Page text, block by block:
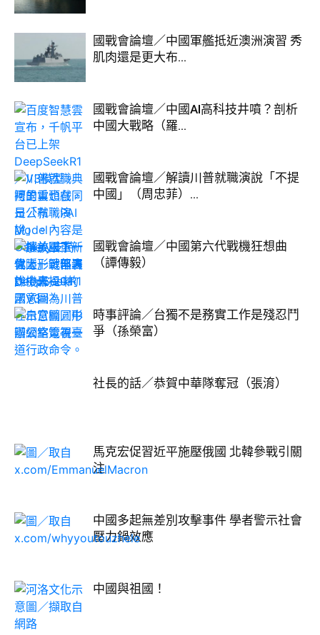
國戰會論壇／中國軍艦抵近澳洲演習 秀
肌肉還是更大布...
國戰會論壇／中國AI高科技井噴？剖析
中國大戰略（羅...
國戰會論壇／解讀川普就職演說「不提
中國」（周忠菲）...
國戰會論壇／中國第六代戰機狂想曲
（譚傳毅）
時事評論／台獨不是務實工作是殘忍鬥
爭（孫榮富）
社長的話／恭賀中華隊奪冠（張淯）
馬克宏促習近平施壓俄國 北韓參戰引關
注
中國多起無差別攻擊事件 學者警示社會
壓力鍋效應
中國與祖國！